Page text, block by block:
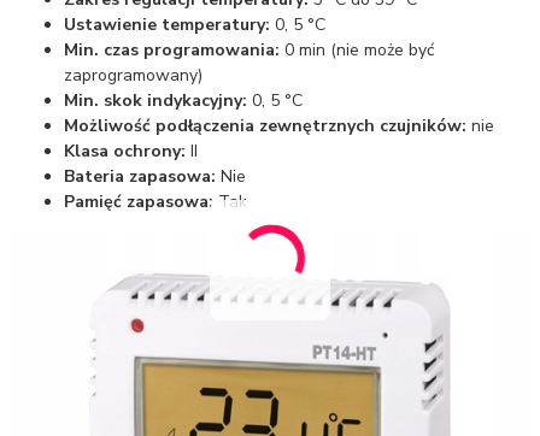
Ustawienie temperatury: 0, 5 °C
Min. czas programowania: 0 min (nie może być
zaprogramowany)
Min. skok indykacyjny: 0, 5 °C
Możliwość podłączenia zewnętrznych czujników: nie
Klasa ochrony: II
Bateria zapasowa: Nie
Pamięć zapasowa: Tak